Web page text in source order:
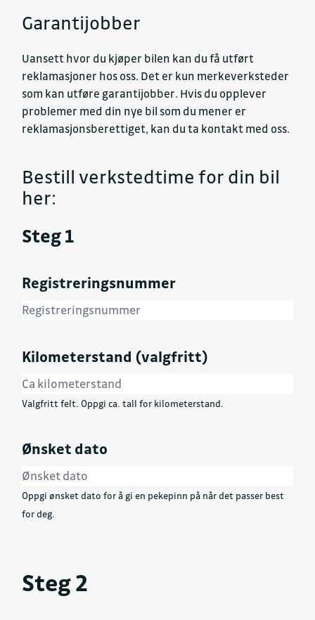
Garantijobber
Uansett hvor du kjøper bilen kan du få utført
reklamasjoner hos oss. Det er kun merkeverksteder
som kan utføre garantijobber. Hvis du opplever
problemer med din nye bil som du mener er
reklamasjonsberettiget, kan du ta kontakt med oss.
Bestill verkstedtime for din bil
her:
Steg 1
Registreringsnummer
Kilometerstand (valgfritt)
Valgfritt felt. Oppgi ca. tall for kilometerstand.
Ønsket dato
Oppgi ønsket dato for å gi en pekepinn på når det passer best
for deg.
Steg 2